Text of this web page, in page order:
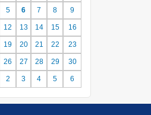
5 6 7 8 9
12 13 14 15 16
19 20 21 22 23
26 27 28 29 30
2 3 4 5 6